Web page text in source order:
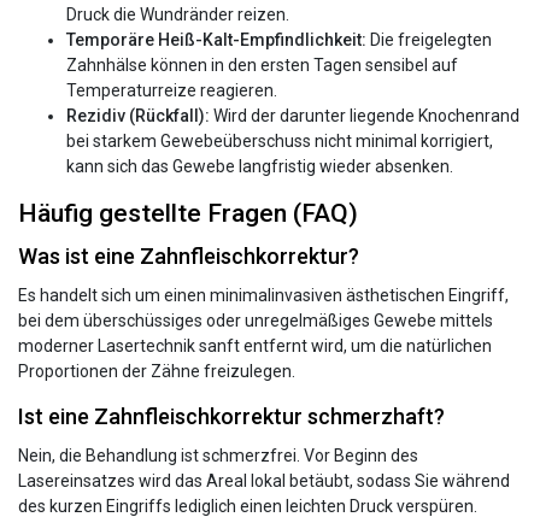
Druck die Wundränder reizen.
Temporäre Heiß-Kalt-Empfindlichkeit: Die freigelegten
Zahnhälse können in den ersten Tagen sensibel auf
Temperaturreize reagieren.
Rezidiv (Rückfall): Wird der darunter liegende Knochenrand
bei starkem Gewebeüberschuss nicht minimal korrigiert,
kann sich das Gewebe langfristig wieder absenken.
Häufig gestellte Fragen (FAQ)
Was ist eine Zahnfleischkorrektur?
Es handelt sich um einen minimalinvasiven ästhetischen Eingriff,
bei dem überschüssiges oder unregelmäßiges Gewebe mittels
moderner Lasertechnik sanft entfernt wird, um die natürlichen
Proportionen der Zähne freizulegen.
Ist eine Zahnfleischkorrektur schmerzhaft?
Nein, die Behandlung ist schmerzfrei. Vor Beginn des
Lasereinsatzes wird das Areal lokal betäubt, sodass Sie während
des kurzen Eingriffs lediglich einen leichten Druck verspüren.